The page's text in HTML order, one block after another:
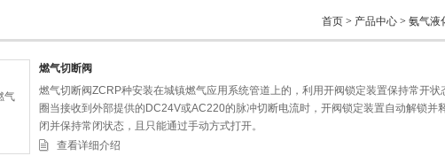
首页 > 产品中心 > 氨气液
燃气切断阀
燃气切断阀ZCRP种安装在城镇燃气应用系统管道上的，利用开阀锁定装置保持常开
圈当接收到外部提供的DC24V或AC220的脉冲切断电流时，开阀锁定装置自动解锁并
闭并保持常闭状态，且只能通过手动方式打开。
查看详细介绍